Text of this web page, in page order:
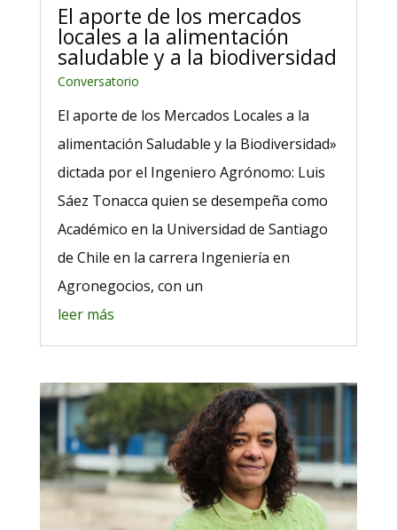
El aporte de los mercados
locales a la alimentación
saludable y a la biodiversidad
Conversatorio
El aporte de los Mercados Locales a la
alimentación Saludable y la Biodiversidad»
dictada por el Ingeniero Agrónomo: Luis
Sáez Tonacca quien se desempeña como
Académico en la Universidad de Santiago
de Chile en la carrera Ingeniería en
Agronegocios, con un
leer más